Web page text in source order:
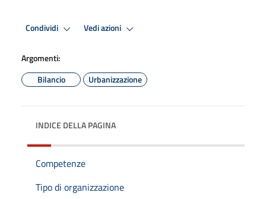
Condividi Vedi azioni
Argomenti:
Bilancio
Urbanizzazione
INDICE DELLA PAGINA
Competenze
Tipo di organizzazione